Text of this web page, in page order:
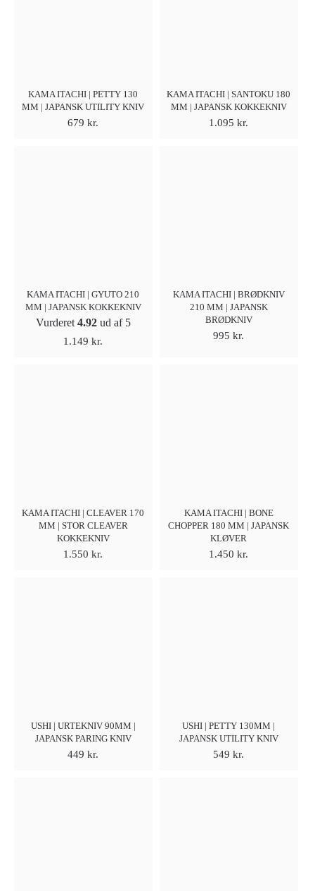
KAMA ITACHI | PETTY 130
MM | JAPANSK UTILITY KNIV
679kr.
KAMA ITACHI | SANTOKU 180
MM | JAPANSK KOKKEKNIV
1.095kr.
KAMA ITACHI | GYUTO 210
MM | JAPANSK KOKKEKNIV
Vurderet 4.92ud af 5
1.149kr.
KAMA ITACHI | BRØDKNIV
210 MM | JAPANSK
BRØDKNIV
995kr.
KAMA ITACHI | CLEAVER 170
MM | STOR CLEAVER
KOKKEKNIV
1.550kr.
KAMA ITACHI | BONE
CHOPPER 180 MM | JAPANSK
KLØVER
1.450kr.
USHI | URTEKNIV 90MM |
JAPANSK PARING KNIV
449kr.
USHI | PETTY 130MM |
JAPANSK UTILITY KNIV
549kr.